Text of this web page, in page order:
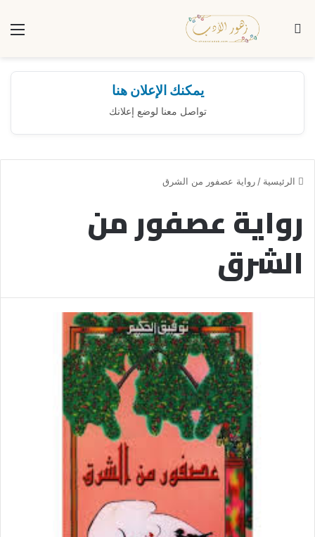
بحث عن
يمكنك الإعلان هنا
تواصل معنا لوضع إعلانك
الرئيسية /رواية عصفور من الشرق
رواية عصفور من
الشرق